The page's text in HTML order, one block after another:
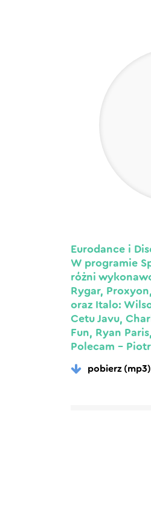
Eurodance i
W programie
różni
Rygar,
oraz Italo:
Cetu Javu,
Fun, Ryan
Polecam –
pobierz (mp3)